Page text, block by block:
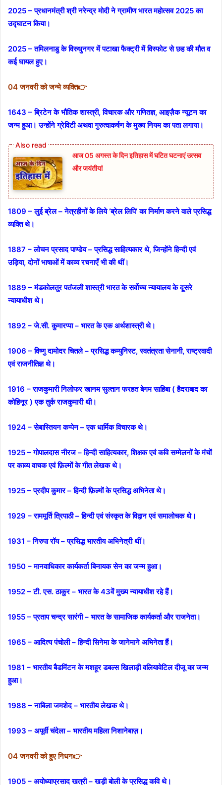
2025 – प्रधानमंत्री श्री नरेन्द्र मोदी ने ग्रामीण भारत महोत्सव 2025 का
उद्घाटन किया।
2025 – तमिलनाडु के विरुधुनगर में पटाखा फैक्ट्री में विस्फोट से छह की मौत व
कई घायल हुए।
04 जनवरी को जन्मे व्यक्ति👉
1643 – ब्रिटेन के भौतिक शास्त्री, विचारक और गणितज्ञ, आइज़ैक न्यूटन का
जन्म हुआ। उन्होंने ग्रेविटी अथवा गुरुत्वाकर्षण के मुख्य नियम का पता लगाया।
आज 05 अगस्त के दिन इतिहास में घटित घटनाएं उत्सव
और जयंतीयां
1809 – लुई ब्रेल – नेत्रहीनों के लिये ‘ब्रेल लिपि’ का निर्माण करने वाले प्रसिद्ध
व्यक्ति थे।
1887 – लोचन प्रसाद पाण्डेय – प्रसिद्ध साहित्यकार थे, जिन्होंने हिन्दी एवं
उड़िया, दोनों भाषाओं में काव्य रचनाएँ भी की थीं।
1889 – मंडकोलतुर पतंजली शास्त्री भारत के सर्वोच्च न्यायालय के दूसरे
न्यायाधीश थे।
1892 – जे.सी. कुमारप्पा – भारत के एक अर्थशास्त्री थे।
1906 – विष्णु दामोदर चितले – प्रसिद्ध कम्युनिस्ट, स्वतंत्रता सेनानी, राष्ट्रवादी
एवं राजनीतिज्ञ थे।
1916 – राजकुमारी निलोफर खानम सुल्तान फरहत बेगम साहिबा ( हैदराबाद का
कोहिनूर ) एक तुर्क राजकुमारी थी।
1924 – सेबास्तियन कप्पेन – एक धार्मिक विचारक थे।
1925 – गोपालदास नीरज – हिन्दी साहित्यकार, शिक्षक एवं कवि सम्मेलनों के मंचों
पर काव्य वाचक एवं फ़िल्मों के गीत लेखक थे।
1925 – प्रदीप कुमार – हिन्दी फ़िल्मों के प्रसिद्ध अभिनेता थे।
1929 – राममूर्ति त्रिपाठी – हिन्दी एवं संस्कृत के विद्वान एवं समालोचक थे।
1931 – निरुपा रॉय – प्रसिद्ध भारतीय अभिनेत्री थीं।
1950 – मानवाधिकार कार्यकर्ता बिनायक सेन का जन्म हुआ।
1952 – टी. एस. ठाकुर – भारत के 43वें मुख्य न्यायाधीश रहे हैं।
1955 – प्रताप चन्द्र सारंगी – भारत के सामाजिक कार्यकर्ता और राजनेता।
1965 – आदित्य पंचोली – हिन्दी सिनेमा के जानेमाने अभिनेता हैं।
1981 – भारतीय बैडमिंटन के मशहूर डबल्स खिलाड़ी वलियावेटिल दीजू का जन्म
हुआ।
1988 – नाबिला जमशेद – भारतीय लेखक थे।
1993 – अपूर्वी चंदेला – भारतीय महिला निशानेबाज़।
04 जनवरी को हुए निधन👉
1905 – अयोध्याप्रसाद खत्री – खड़ी बोली के प्रसिद्ध कवि थे।